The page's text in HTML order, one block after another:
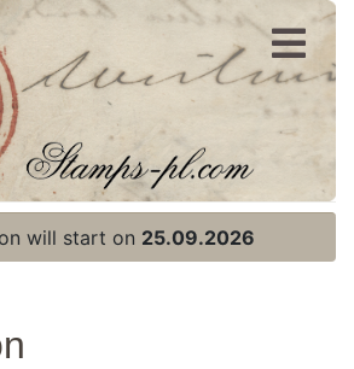
will start on 25.09.2026